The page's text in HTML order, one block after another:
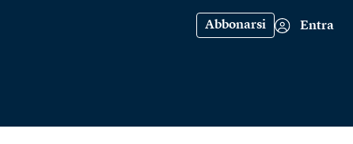
Abbonarsi Entra